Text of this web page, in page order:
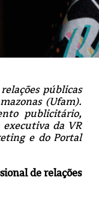
públicas
(Ufam).
publicitário,
da VR
e do Portal
de relações